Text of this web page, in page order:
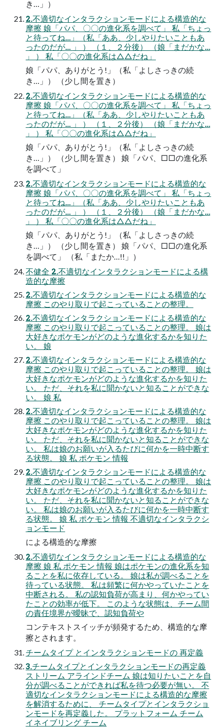
き…」）
2.不適切なインタラクションモードによる構造的な
摩擦 娘「パパ、〇〇の進化系を調べて」 私「ちょっ
と待ってね…」（私「ああ、少しやりたいこともあ
ったのだが… 」 ） （１、２分後） （娘「まだかな…
」 ） 私「〇〇の進化系は△△だね」
娘「パパ、ありがとう!」（私「よしさっきの続
き…」） （少し間を置き）
2.不適切なインタラクションモードによる構造的な
摩擦 娘「パパ、〇〇の進化系を調べて」 私「ちょっ
と待ってね…」（私「ああ、少しやりたいこともあ
ったのだが… 」 ） （１、２分後） （娘「まだかな…
」 ） 私「〇〇の進化系は△△だね」
娘「パパ、ありがとう!」（私「よしさっきの続
き…」） （少し間を置き） 娘「パパ、□□の進化系
を調べて」
2.不適切なインタラクションモードによる構造的な
摩擦 娘「パパ、〇〇の進化系を調べて」 私「ちょっ
と待ってね…」（私「ああ、少しやりたいこともあ
ったのだが… 」 ） （１、２分後） （娘「まだかな…
」 ） 私「〇〇の進化系は△△だね」
娘「パパ、ありがとう!」（私「よしさっきの続
き…」） （少し間を置き） 娘「パパ、□□の進化系
を調べて」 （私「またか…!!」）
不健全 2.不適切なインタラクションモードによる構
造的な摩擦
2.不適切なインタラクションモードによる構造的な
摩擦 このやり取りで起こっていることの整理。
2.不適切なインタラクションモードによる構造的な
摩擦 このやり取りで起こっていることの整理。 娘は
大好きなポケモンがどのような進化するかを知りた
い。 娘
2.不適切なインタラクションモードによる構造的な
摩擦 このやり取りで起こっていることの整理。 娘は
大好きなポケモンがどのような進化するかを知りた
い。 ただ、それを私に聞かないと知ることができな
い。 娘 私
2.不適切なインタラクションモードによる構造的な
摩擦 このやり取りで起こっていることの整理。 娘は
大好きなポケモンがどのような進化するかを知りた
い。 ただ、それを私に聞かないと知ることができな
い。 私は娘のお願いが入るたびに何かを一時中断す
る状態。 娘 私 ポケモン 情報
2.不適切なインタラクションモードによる構造的な
摩擦 このやり取りで起こっていることの整理。 娘は
大好きなポケモンがどのような進化するかを知りた
い。 ただ、それを私に聞かないと知ることができな
い。 私は娘のお願いが入るたびに何かを一時中断す
る状態。 娘 私 ポケモン 情報 不適切なインタラクシ
ョンモード
による構造的な摩擦
2.不適切なインタラクションモードによる構造的な
摩擦 娘 私 ポケモン 情報 娘はポケモンの進化系を知
ることを私に依存している。 娘は私が調べることを
待っている状態。 私は頻繁に何かやっていたことを
中断される。 私の認知負荷が高まり、何かやってい
たことの効率が低下。 このような状態は、チーム間
の責任境界が曖昧で、認知負荷や
コンテキストスイッチが頻発するため、構造的な摩
擦とされます。
チームタイプ とインタラクションモードの 再定義
3.チームタイプとインタラクションモードの再定義
ストリーム アラインドチーム 娘は知りたいことを自
分が調べることができれば私を待つ必要が無い。 不
適切なインタラクションモードによる構造的な摩擦
を解消するために、 チームタイプとインタラクショ
ンモードを再定義した。 プラットフォーム チーム
イネイブリング チーム